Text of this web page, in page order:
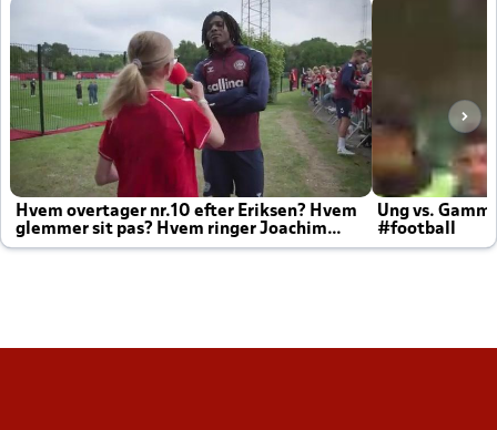
Hvem overtager nr.10 efter Eriksen? Hvem
glemmer sit pas? Hvem ringer Joachim
altid til efter kampe?
Ung vs.
#football